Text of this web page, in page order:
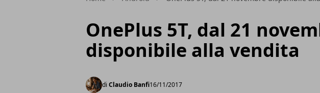
OnePlus 5T, dal 21
disponibile alla vendita
di Claudio Banfi16/11/2017